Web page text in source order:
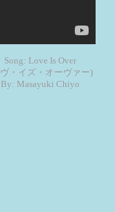
Song: Love Is Over
・イズ・オーヴァー)
By: Masayuki Chiyo